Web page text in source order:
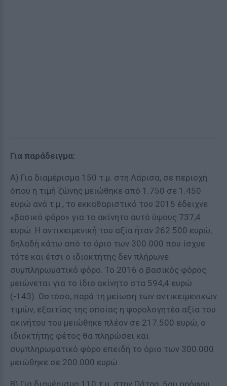
Για παράδειγμα:
Α) Για διαμέρισμα 150 τ.μ. στη Λάρισα, σε περιοχή
όπου η τιμή ζώνης μειώθηκε από 1.750 σε 1.450
ευρώ ανά τ.μ., το εκκαθαριστικό του 2015 έδειχνε
«βασικό φόρο» για το ακίνητο αυτό ύψους 737,4
ευρώ. Η αντικειμενική του αξία ήταν 262.500 ευρώ,
δηλαδή κάτω από το όριο των 300.000 που ίσχυε
τότε και έτσι ο ιδιοκτήτης δεν πλήρωνε
συμπληρωματικό φόρο. Το 2016 ο βασικός φόρος
μειώνεται για το ίδιο ακίνητο στα 594,4 ευρώ
(-143). Ωστόσο, παρά τη μείωση των αντικειμενικών
τιμών, εξαιτίας της οποίας η φορολογητέα αξία του
ακινήτου του μειώθηκε πλέον σε 217.500 ευρώ, ο
ιδιοκτήτης φέτος θα πληρώσει και
συμπληρωματικό φόρο επειδή το όριο των 300.000
μειώθηκε σε 200.000 ευρώ.
Β) Για διαμέρισμα 110 τ.μ. στην Πάτρα, 5ου ορόφου,